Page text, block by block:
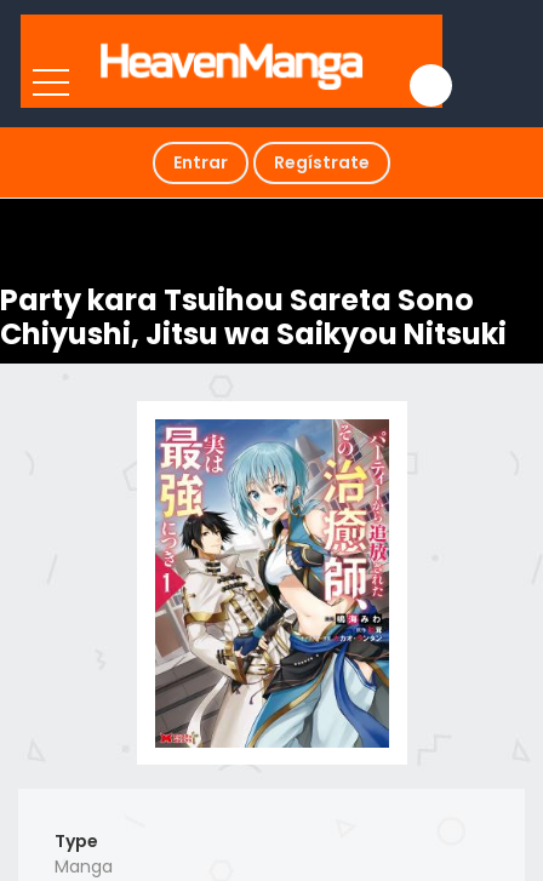
Entrar Regístrate
Party kara Tsuihou Sareta Sono
Chiyushi, Jitsu wa Saikyou Nitsuki
Type
Manga